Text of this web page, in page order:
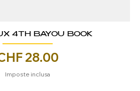
4TH BAYOU BOOK
28.00
Imposte inclusa